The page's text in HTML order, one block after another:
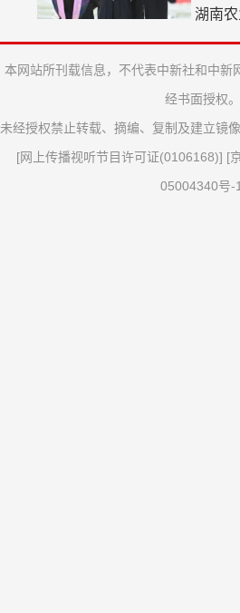
湖南
本网站所刊载信息，不代表中新社和中新
经书面授权。
未经授权禁止转载、摘编、复制及建立镜
[网上传播视听节目许可证(0106168)] [
05004340号-1